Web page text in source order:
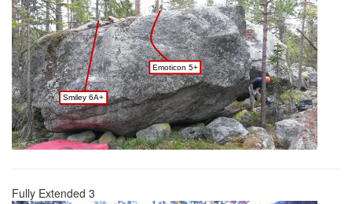
Smiley 6A+
Emoticon 5+
Fully Extended 3